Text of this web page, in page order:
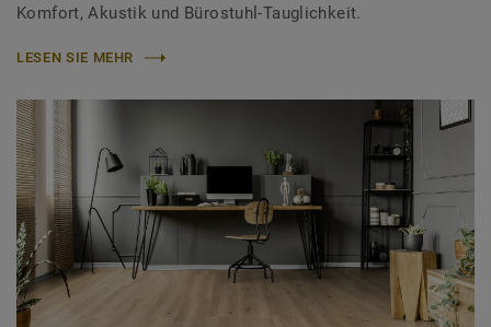
Komfort, Akustik und Bürostuhl-Tauglichkeit.
LESEN SIE MEHR